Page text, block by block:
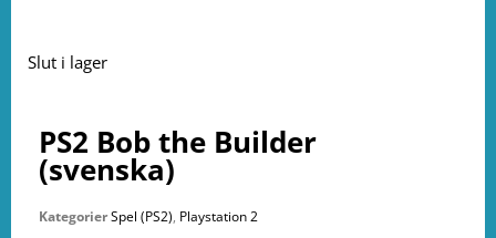
Slut i lager
PS2 Bob the Builder
(svenska)
KategorierSpel (PS2), Playstation 2